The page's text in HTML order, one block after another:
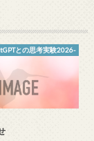
との思考実験2026-